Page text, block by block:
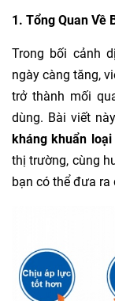
1. Tổng Quan Về
Trong bối cảnh
ngày càng tăng,
trở thành mối
dùng. Bài viết
kháng khuẩn
thị trường, cùng
bạn có thể đưa ra